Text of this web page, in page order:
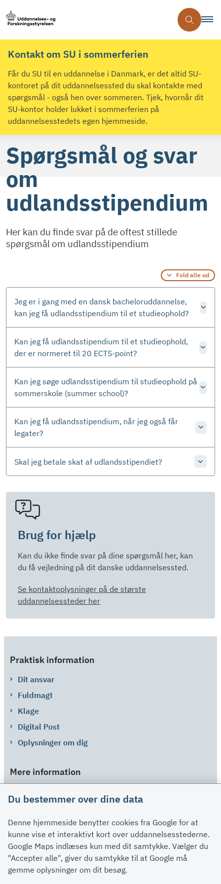
Kontakt om SU i sommerferien
Får du SU til en uddannelse i Danmark, er det altid SU-
kontoret på dit uddannelsessted du skal kontakte med
spørgsmål - også hen over sommeren. Tjek, hvornår dit
SU-kontor holder lukket i sommerferien på
uddannelsesstedets egen hjemmeside.
Spørgsmål og svar
om
udlandsstipendium
Her kan du finde svar på de oftest stillede
spørgsmål om udlandsstipendium
Fold alle ud
Jeg er i gang med en dansk bacheloruddannelse,
kan jeg få udlandsstipendium til et studieophold?
Kan jeg få udlandsstipendium til et studieophold,
der er normeret til 20 ECTS-point?
Kan jeg søge udlandsstipendium til studieophold på
sommerskole (summer school)?
Kan jeg få udlandsstipendium, når jeg også får
legater?
Skal jeg betale skat af udlandsstipendiet?
Brug for hjælp
Kan du ikke finde svar på dine spørgsmål her, kan
du få vejledning på dit danske uddannelsessted.
Se kontaktoplysninger på de største
uddannelsessteder her
Praktisk information
Dit ansvar
Fuldmagt
Klage
Digital Post
Oplysninger om dig
Mere information
Spørgsmål og svar
Kontakt
Paragraffer
Du bestemmer over dine data
Denne hjemmeside benytter cookies fra Google for at
kunne vise et interaktivt kort over uddannelsesstederne.
Google Maps indlæses kun med dit samtykke. Vælger du
"Accepter alle", giver du samtykke til at Google må
gemme oplysninger om dit besøg.